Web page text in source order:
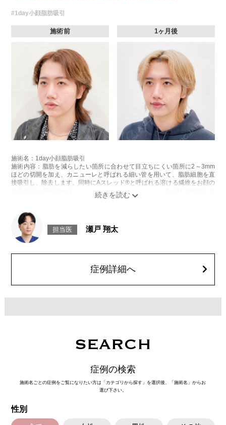
#1day小顔脂肪吸引
施術前 1ヶ月後
施術名：1day小顔脂肪吸引
施術内容：脂肪を減らしたい箇所に合わせて目立ちにくい箇所に2～3mm
ほどの切開を加え、カニューレと呼ばれる細い管を用いて、脂肪細胞を直
接吸引し、除去します。同時にAスレッド®と呼ばれる溶ける繊維をお顔の
目立たない部分から皮下へ挿入し、皮膚を内側から引き上げて固定しま
リスク、副作用：赤み、熱感、痛み、しびれ、むくみ、内出血、引き攣れ
感などが術後一時的に生じることがございます。また、稀に貧血、細菌感
染症、左右差、施術箇所の知覚鈍麻、ぼこつき、硬結、瘢痕化、色素沈
着、脂肪塞栓、皮膚のよれ、繊維の突出などを生じることがございます。
顔の脂肪吸引箇所の追加 1ヶ所ごと+162,800円(税込)
オプション：笑気麻酔 3,300円(税込)
担当医 瀬戸 翔太
症例詳細へ
SEARCH
症例の検索
施術名ごとの症例をご覧になりたい方は「カテゴリから探す」を選択後、「施術名」からお
選び下さい。
性別